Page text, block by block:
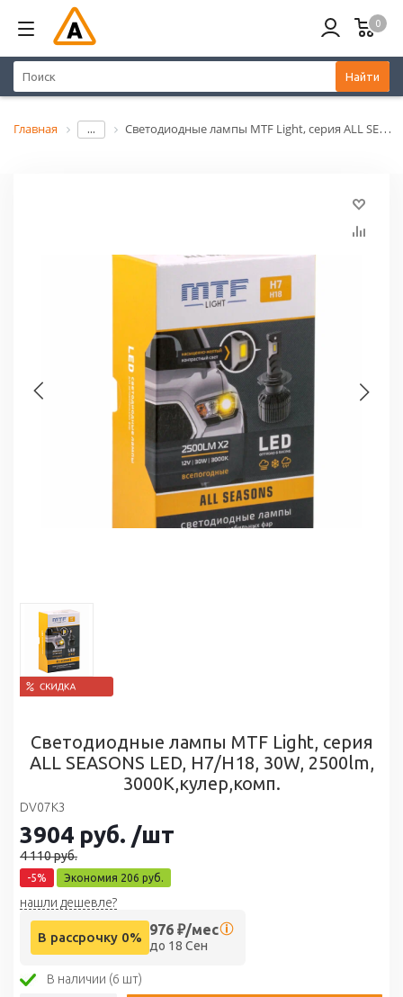
0
Найти
Главная ... Светодиодные лампы MTF Light, серия ALL SEASONS LED, H7/H18, 30W, 2500lm, 3000K,кулер,комп.
Светодиодные лампы MTF Light, серия
ALL SEASONS LED, H7/H18, 30W, 2500lm,
3000K,кулер,комп.
DV07K3
3904 руб. /шт
4 110руб.
-5% Экономия 206 руб.
нашли дешевле?
В рассрочку 0% 976 ₽/мес
до 18 Сен
В наличии (6 шт)